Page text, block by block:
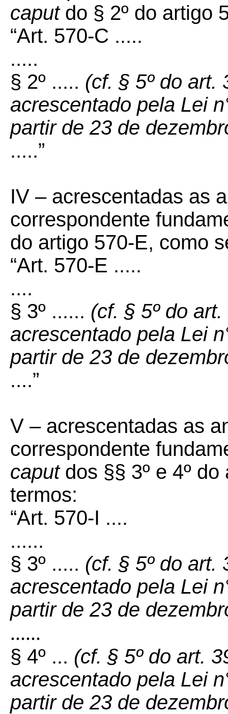
caputdo § 2º do artigo
“Art. 570-C .....
.....
§ 2º ..... (cf. § 5º do art.
acrescentado pela Lei
partir de 23 de
.....”
IV – acrescentadas as
correspondente
do artigo 570-E, como
“Art. 570-E .....
....
§ 3º ...... (cf. § 5º do
acrescentado pela Lei
partir de 23 de
....”
V – acrescentadas as
correspondente
caputdos §§ 3º e 4º
termos:
“Art. 570-I ....
......
§ 3º ..... (cf. § 5º do art.
acrescentado pela Lei
partir de 23 de
......
§ 4º ... (cf. § 5º do art.
acrescentado pela Lei
partir de 23 de